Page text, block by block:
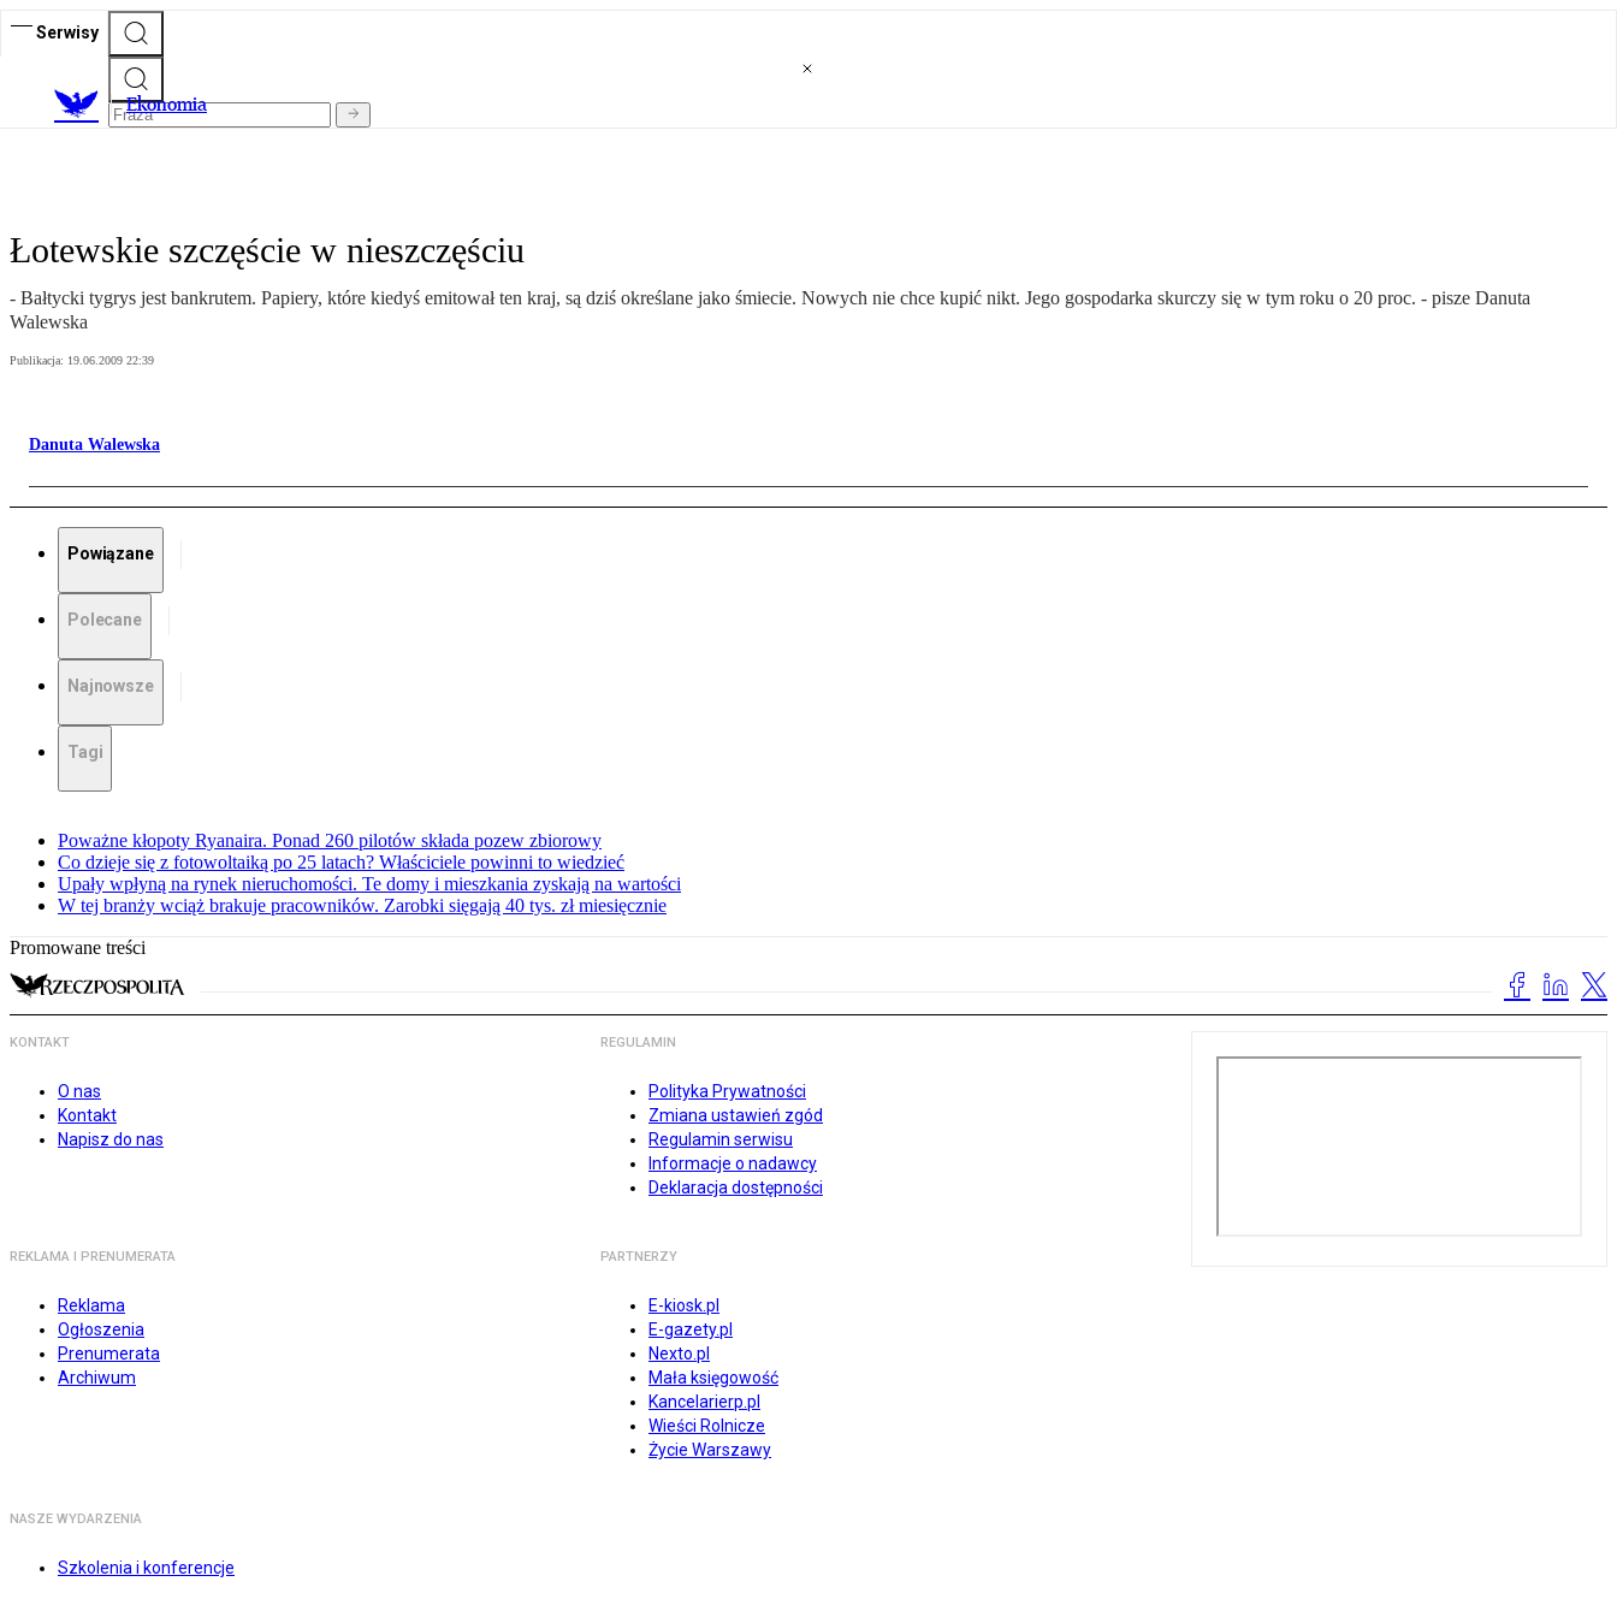
Serwisy
Ekonomia
Łotewskie szczęście w nieszczęściu
- Bałtycki tygrys jest bankrutem. Papiery, które kiedyś emitował ten kraj, są dziś określane jako śmiecie. Nowych nie chce kupić nikt. Jego gospodarka skurczy się w tym roku o 20 proc. - pisze Danuta
Walewska
Publikacja: 19.06.2009 22:39
Danuta Walewska
Powiązane
Polecane
Najnowsze
Tagi
Poważne kłopoty Ryanaira. Ponad 260 pilotów składa pozew zbiorowy
Co dzieje się z fotowoltaiką po 25 latach? Właściciele powinni to wiedzieć
Upały wpłyną na rynek nieruchomości. Te domy i mieszkania zyskają na wartości
W tej branży wciąż brakuje pracowników. Zarobki sięgają 40 tys. zł miesięcznie
Promowane treści
KONTAKT
O nas
Kontakt
Napisz do nas
REGULAMIN
Polityka Prywatności
Zmiana ustawień zgód
Regulamin serwisu
Informacje o nadawcy
Deklaracja dostępności
REKLAMA I PRENUMERATA
Reklama
Ogłoszenia
Prenumerata
Archiwum
PARTNERZY
E-kiosk.pl
E-gazety.pl
Nexto.pl
Mała księgowość
Kancelarierp.pl
Wieści Rolnicze
Życie Warszawy
NASZE WYDARZENIA
Szkolenia i konferencje